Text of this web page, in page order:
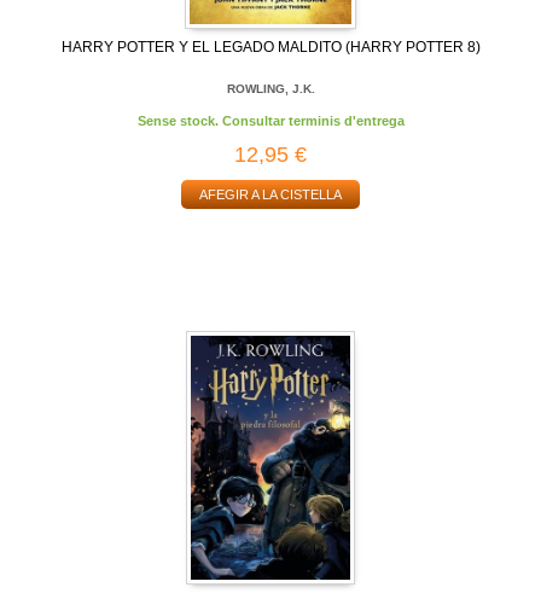
HARRY POTTER Y EL LEGADO MALDITO (HARRY POTTER 8)
ROWLING, J.K.
Sense stock. Consultar terminis d'entrega
12,95 €
AFEGIR A LA CISTELLA